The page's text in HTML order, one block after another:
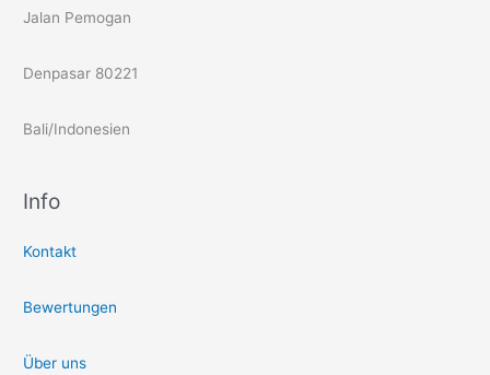
Jalan Pemogan
Denpasar 80221
Bali/Indonesien
Info
Kontakt
Bewertungen
Über uns